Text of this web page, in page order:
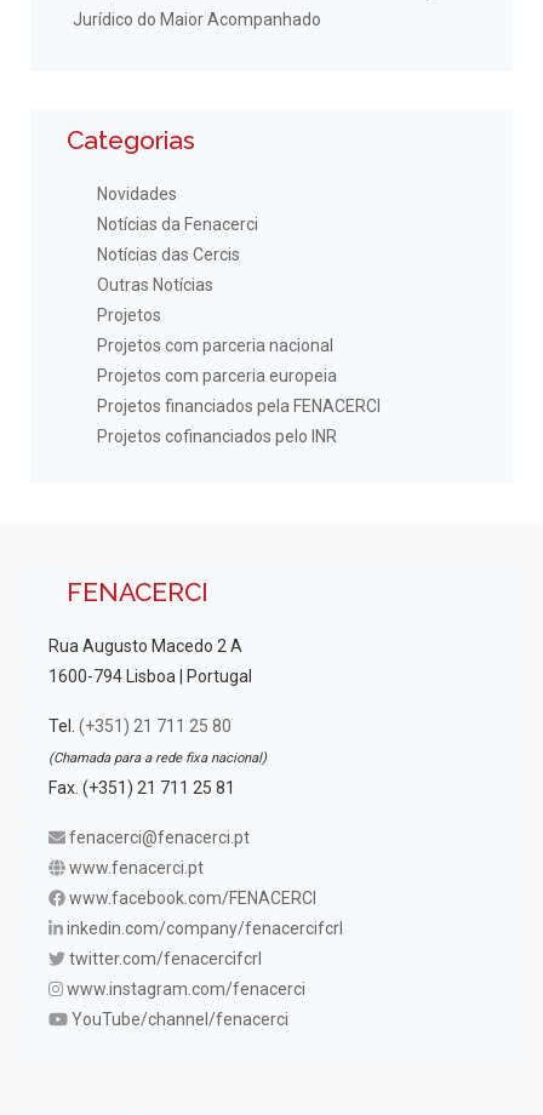
Jurídico do Maior Acompanhado
Categorias
Novidades
Notícias da Fenacerci
Notícias das Cercis
Outras Notícias
Projetos
Projetos com parceria nacional
Projetos com parceria europeia
Projetos financiados pela FENACERCI
Projetos cofinanciados pelo INR
FENACERCI
Rua Augusto Macedo 2 A
1600-794 Lisboa | Portugal
Tel. (+351) 21 711 25 80
(Chamada para a rede fixa nacional)
Fax. (+351) 21 711 25 81
fenacerci@fenacerci.pt
www.fenacerci.pt
www.facebook.com/FENACERCI
inkedin.com/company/fenacercifcrl
twitter.com/fenacercifcrl
www.instagram.com/fenacerci
YouTube/channel/fenacerci